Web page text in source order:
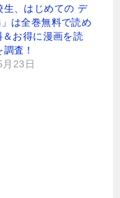
生、はじめての デ
は全巻無料で読め
＆お得に漫画を読
査！
23日